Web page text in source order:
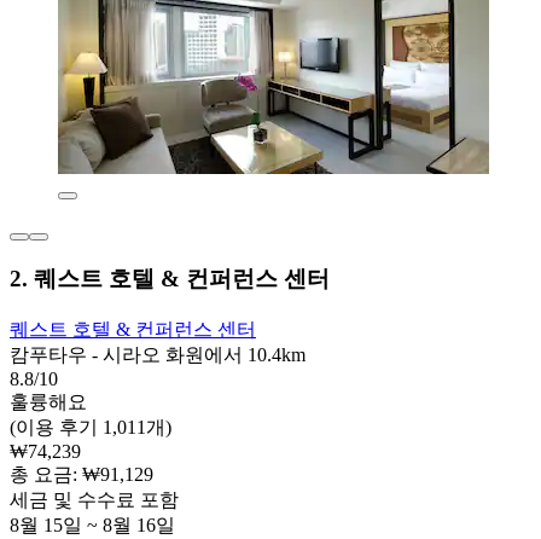
2. 퀘스트 호텔 & 컨퍼런스 센터
퀘스트 호텔 & 컨퍼런스 센터
캄푸타우 - 시라오 화원에서 10.4km
8.8/10
훌륭해요
(이용 후기 1,011개)
₩74,239
총 요금: ₩91,129
세금 및 수수료 포함
8월 15일 ~ 8월 16일